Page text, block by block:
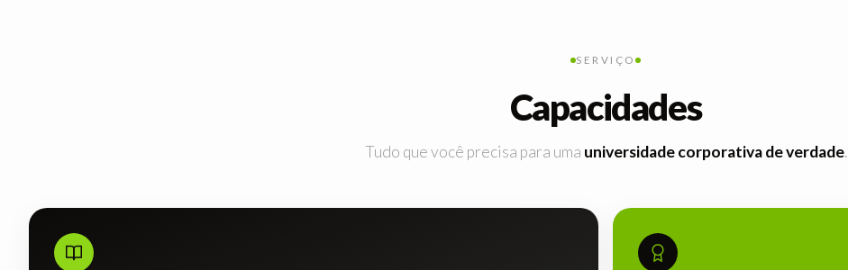
SERVIÇO
Capacidades
Tudo que você precisa para uma universidade corporativa de verdade.